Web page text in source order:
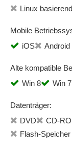
Linux basierend
Mobile
iOS
Android
Alte kompatible
Win 8
Win 7
Datenträger:
DVD
CD-
Flash-Speicher